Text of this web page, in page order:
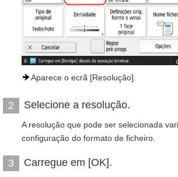
Aparece o ecrã [Resolução].
2 Selecione a resolução.
A resolução que pode ser selecionada
configuração do formato de ficheiro.
3 Carregue em [OK].